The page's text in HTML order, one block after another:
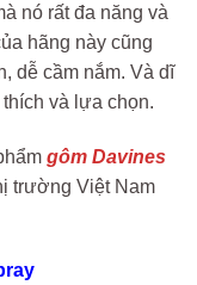
nó rất đa năng và
hãng này cũng
dễ cầm nắm. Và dĩ
và lựa chọn.
gôm Davines
trường Việt Nam